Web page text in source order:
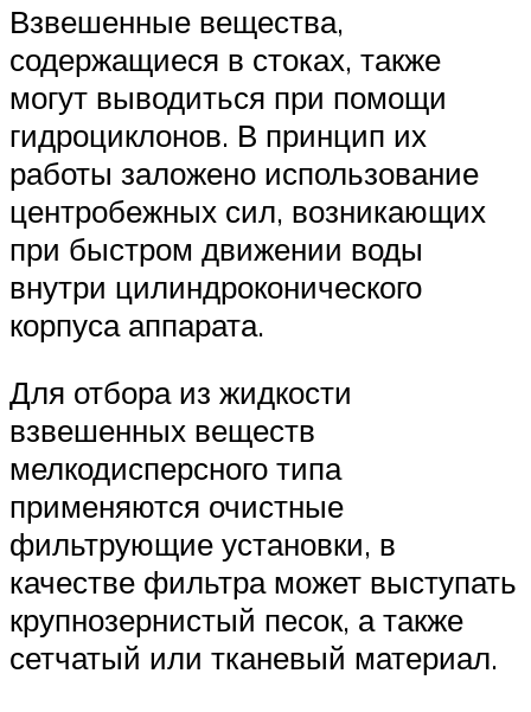
Взвешенные вещества,
содержащиеся в стоках, также
могут выводиться при помощи
гидроциклонов. В принцип их
работы заложено использование
центробежных сил, возникающих
при быстром движении воды
внутри цилиндроконического
корпуса аппарата.
Для отбора из жидкости
взвешенных веществ
мелкодисперсного типа
применяются очистные
фильтрующие установки, в
качестве фильтра может выступать
крупнозернистый песок, а также
сетчатый или тканевый материал.